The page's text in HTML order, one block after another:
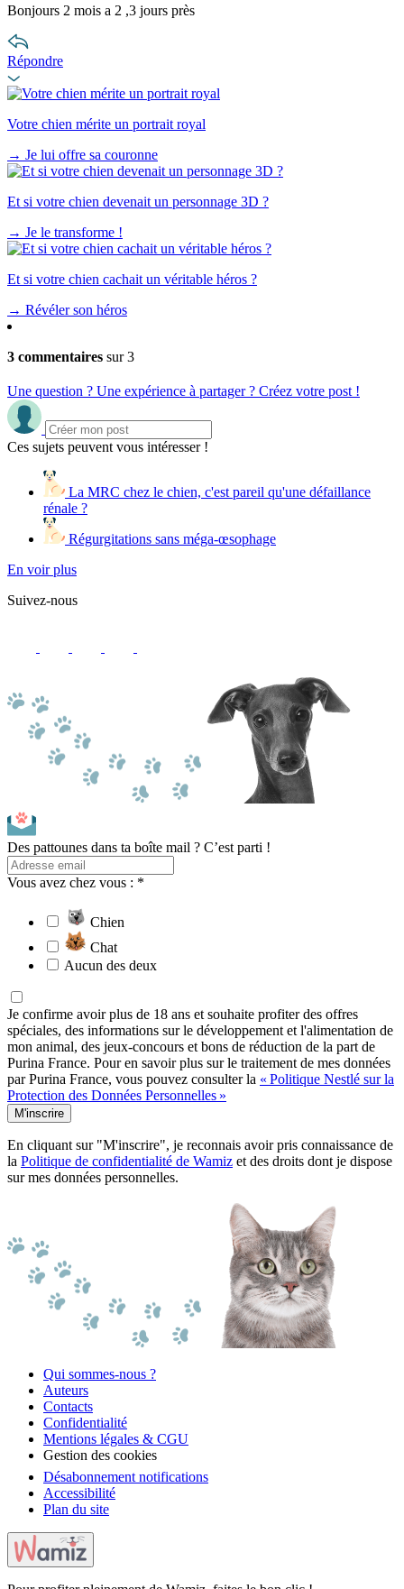
Bonjours 2 mois a 2 ,3 jours près
Répondre
Votre chien mérite un portrait royal
→ Je lui offre sa couronne
Et si votre chien devenait un personnage 3D ?
→ Je le transforme !
Et si votre chien cachait un véritable héros ?
→ Révéler son héros
3 commentaires sur 3
Une question ? Une expérience à partager ? Créez votre post !
Ces sujets peuvent vous intéresser !
La MRC chez le chien, c'est pareil qu'une défaillance
rénale ?
Régurgitations sans méga-œsophage
En voir plus
Suivez-nous
Des pattounes dans ta boîte mail ? C’est parti !
Vous avez chez vous : *
Chien
Chat
Aucun des deux
Je confirme avoir plus de 18 ans et souhaite profiter des offres
spéciales, des informations sur le développement et l'alimentation de
mon animal, des jeux-concours et bons de réduction de la part de
Purina France. Pour en savoir plus sur le traitement de mes données
par Purina France, vous pouvez consulter la « Politique Nestlé sur la
Protection des Données Personnelles »
M'inscrire
En cliquant sur "M'inscrire", je reconnais avoir pris connaissance de
la Politique de confidentialité de Wamiz et des droits dont je dispose
sur mes données personnelles.
Qui sommes-nous ?
Auteurs
Contacts
Confidentialité
Mentions légales & CGU
Gestion des cookies
Désabonnement notifications
Accessibilité
Plan du site